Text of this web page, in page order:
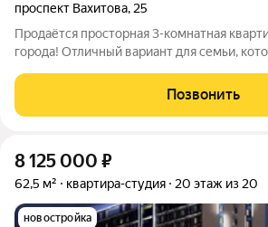
проспект Вахитова, 25
Продаётся просторная 3-комнатная
города! Отличный вариант для семьи,
заехать без срочных вложений.Позвонить
8 125 000 ₽
62,5 м² квартира-студия 20 этаж из 20
новостройка